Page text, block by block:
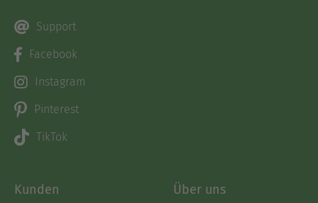
Support
Facebook
Instagram
Pinterest
TikTok
Kunden Über uns